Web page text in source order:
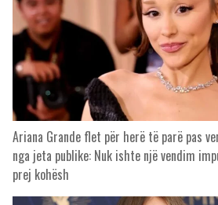
Ariana Grande flet për herë të parë pas
nga jeta publike: Nuk ishte një vendim
prej kohësh